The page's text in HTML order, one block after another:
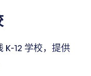
K-12 学校，提供